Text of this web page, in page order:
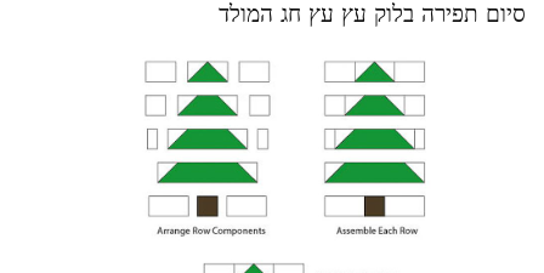
סיום תפירה בלוק עץ עץ חג המולד